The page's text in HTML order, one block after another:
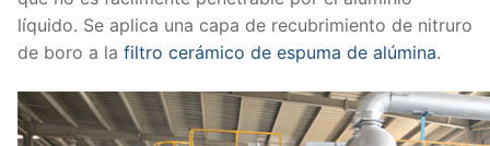
líquido. Se aplica una capa de recubrimiento de nitruro
de boro a la filtro cerámico de espuma de alúmina.